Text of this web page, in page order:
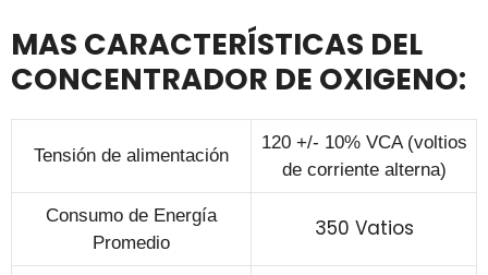
MAS CARACTERÍSTICAS DEL
CONCENTRADOR DE OXIGENO:
Tensión de alimentación
120 +/- 10% VCA (voltios
de corriente alterna)
Consumo de Energía
Promedio
350 Vatios